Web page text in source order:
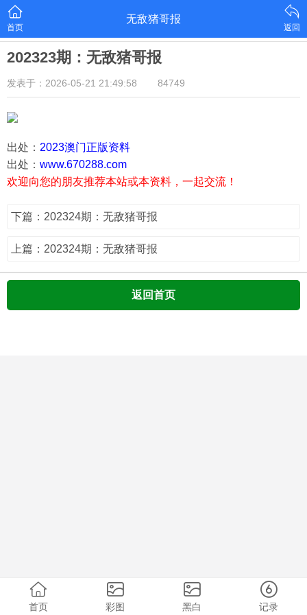
首页
无敌猪哥报
返回
202323期：无敌猪哥报
发表于：2026-05-21 21:49:58 84749
出处： 2023澳门正版资料
出处： www.670288.com
欢迎向您的朋友推荐本站或本资料，一起交流！
下篇：202324期：无敌猪哥报
上篇：202324期：无敌猪哥报
返回首页
首页 彩图 黑白 记录